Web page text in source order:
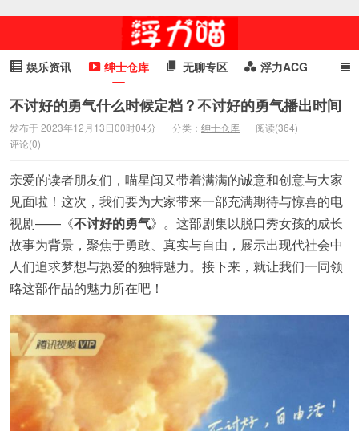
娱乐资讯 绅士仓库 无聊专区 浮力ACG
浮力GIF 明星头条 浮力资讯 头条女神 萌妹专区
cosplay
不讨好的勇气什么时候定档？不讨好的勇气播出时间
发布于 2023年12月13日00时04分 分类： 绅士仓库
阅读(364)
评论(0)
亲爱的读者朋友们，喵星闻又带着满满的诚意和创意与大家
见面啦！这次，我们要为大家带来一部充满期待与惊喜的电
视剧——《不讨好的勇气》。这部剧集以脱口秀女孩的成长
故事为背景，聚焦于勇敢、真实与自由，展示出现代社会中
人们追求梦想与热爱的独特魅力。接下来，就让我们一同领
略这部作品的魅力所在吧！